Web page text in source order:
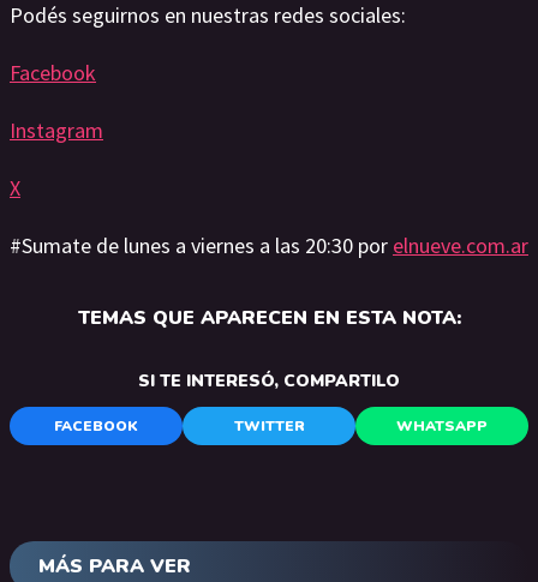
Podés seguirnos en nuestras redes sociales:
Facebook
Instagram
X
#Sumate de lunes a viernes a las 20:30 por elnueve.com.ar
TEMAS QUE APARECEN EN ESTA NOTA:
SI TE INTERESÓ, COMPARTILO
FACEBOOK TWITTER WHATSAPP
MÁS PARA VER